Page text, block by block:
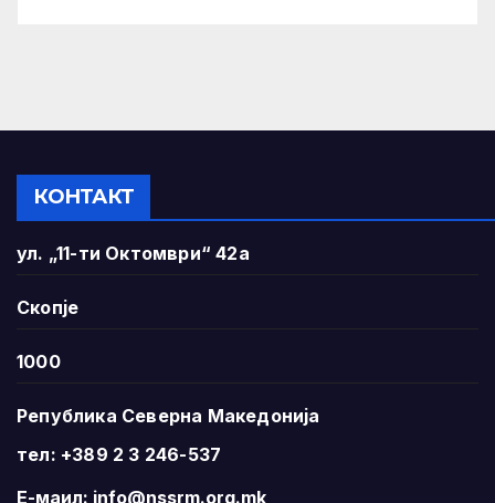
КОНТАКТ
ул. „11-ти Октомври“ 42а
Скопје
1000
Република Северна Македонија
тел: +389 2 3 246-537
Е-маил: info@nssrm.org.mk